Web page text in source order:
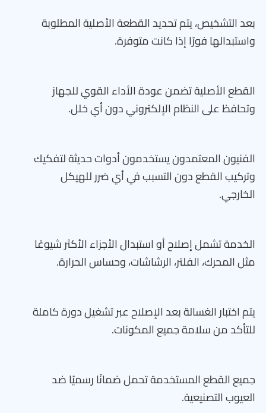
بعد التشخيص، يتم تحديد القطعة الأصلية المطلوبة
واستبدالها فورًا إذا كانت متوفرة.
القطع الأصلية تضمن عودة الأداء القوي للجهاز
وتحافظ على النظام الإلكتروني دون أي خلل.
الفنيون المعتمدون يستخدمون أدوات حديثة لتفكيك
وتركيب القطع دون التسبب في أي ضرر للهيكل
الخارجي.
الخدمة تشمل إصلاح أو استبدال الأجزاء الأكثر شيوعًا
مثل المحرك، الفلتر، الرشاشات، وحساس الحرارة.
يتم اختبار الغسالة بعد الإصلاح عبر تشغيل دورة كاملة
للتأكد من سلامة جميع المكونات.
جميع القطع المستخدمة تحمل ضمانًا رسميًا ضد
العيوب التصنيعية.